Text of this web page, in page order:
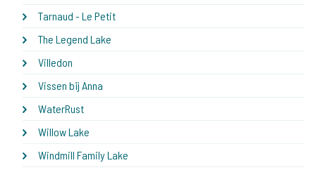
Tarnaud - Le Petit
The Legend Lake
Villedon
Vissen bij Anna
WaterRust
Willow Lake
Windmill Family Lake